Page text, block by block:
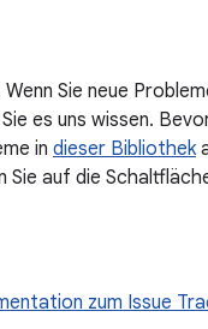
Sie neue
es uns wissen.
in dieser Bibliothek
Sie auf die
zum Issue